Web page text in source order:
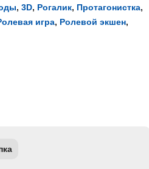
, 3D, Рогалик, Протагонистка,
игра, Ролевой экшен,